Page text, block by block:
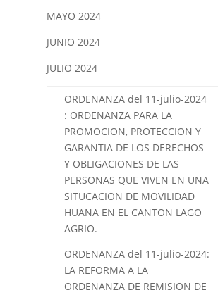
MAYO 2024
JUNIO 2024
JULIO 2024
ORDENANZA del 11-julio-2024
: ORDENANZA PARA LA
PROMOCION, PROTECCION Y
GARANTIA DE LOS DERECHOS
Y OBLIGACIONES DE LAS
PERSONAS QUE VIVEN EN UNA
SITUCACION DE MOVILIDAD
HUANA EN EL CANTON LAGO
AGRIO.
ORDENANZA del 11-julio-2024:
LA REFORMA A LA
ORDENANZA DE REMISION DE